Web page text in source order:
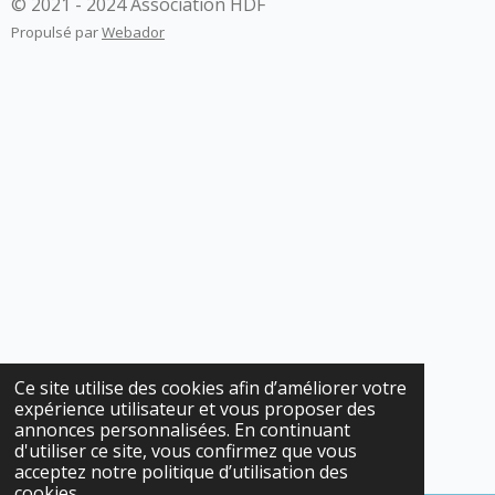
Ce site utilise des cookies afin d’améliorer votre
expérience utilisateur et vous proposer des
annonces personnalisées. En continuant
d'utiliser ce site, vous confirmez que vous
acceptez notre politique d’utilisation des
Propulsé parWebador